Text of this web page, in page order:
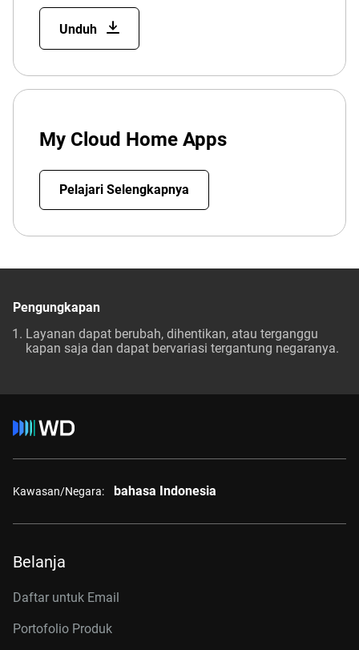
Unduh
My Cloud Home Apps
Pelajari Selengkapnya
Pengungkapan
Layanan dapat berubah, dihentikan, atau terganggu
kapan saja dan dapat bervariasi tergantung negaranya.
Kawasan/Negara: bahasa Indonesia
Belanja
Daftar untuk Email
Portofolio Produk